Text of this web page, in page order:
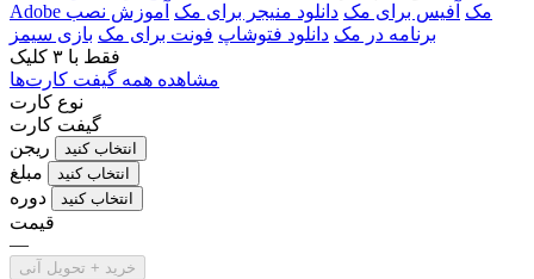
Adobe مک آفیس برای مک دانلود منیجر برای مک آموزش نصب
برنامه در مک دانلود فتوشاپ فونت برای مک بازی سیمز
فقط با ۳ کلیک
مشاهده همه گیفت کارت‌ها
نوع کارت
گیفت کارت
ریجن
انتخاب کنید
مبلغ انتخاب کنید
دوره انتخاب کنید
قیمت
—
خرید + تحویل آنی